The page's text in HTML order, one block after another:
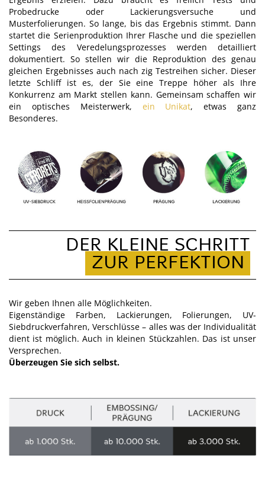
Probedrucke oder Lackierungsversuche und
Musterfolierungen. So lange, bis das Ergebnis stimmt. Dann
startet die Serienproduktion Ihrer Flasche und die speziellen
Settings des Veredelungsprozesses werden detailliert
dokumentiert. So stellen wir die Reproduktion des genau
gleichen Ergebnisses auch nach zig Testreihen sicher. Dieser
letzte Schliff ist es, der Sie eine Treppe höher als Ihre
Konkurrenz am Markt stellen kann. Gemeinsam schaffen wir
ein optisches Meisterwerk, ein Unikat, etwas ganz
Besonderes.
DER KLEINE SCHRITT
ZUR PERFEKTION
Wir geben Ihnen alle Möglichkeiten.
Eigenständige Farben, Lackierungen, Folierungen, UV-
Siebdruckverfahren, Verschlüsse – alles was der Individualität
dient ist möglich. Auch in kleinen Stückzahlen. Das ist unser
Versprechen.
Überzeugen Sie sich selbst.